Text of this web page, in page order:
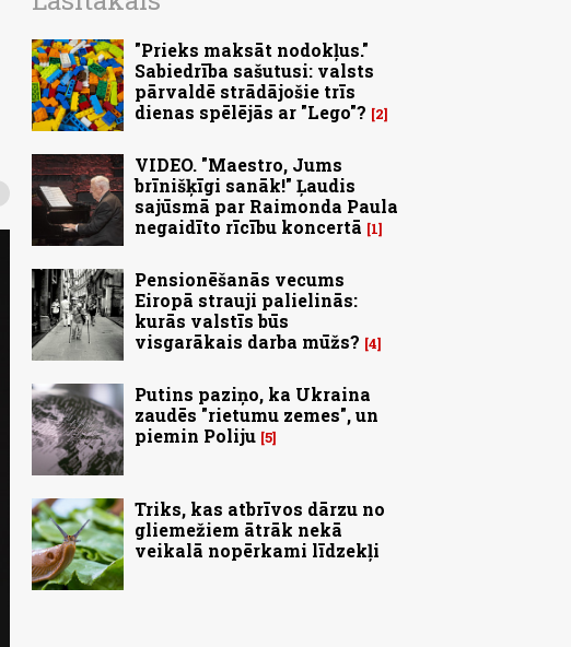
"Prieks maksāt nodokļus."
Sabiedrība sašutusi: valsts
pārvaldē strādājošie trīs
dienas spēlējās ar "Lego"?
2
VIDEO. "Maestro, Jums
brīnišķīgi sanāk!" Ļaudis
sajūsmā par Raimonda Paula
negaidīto rīcību koncertā
1
Pensionēšanās vecums
Eiropā strauji palielinās:
kurās valstīs būs
visgarākais darba mūžs? 4
Putins paziņo, ka Ukraina
zaudēs "rietumu zemes", un
piemin Poliju 5
Triks, kas atbrīvos dārzu no
gliemežiem ātrāk nekā
veikalā nopērkami līdzekļi